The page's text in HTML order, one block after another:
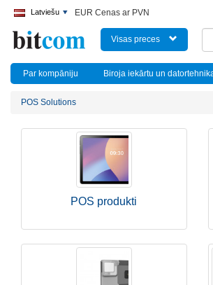
Latviešu EUR Cenas ar PVN
Visas preces
Par kompāniju Biroja iekārtu un
POS Solutions
POS produkti